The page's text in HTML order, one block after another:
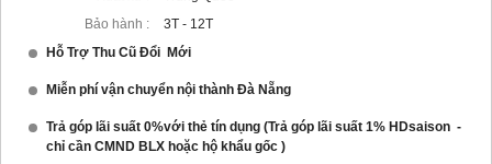
Bảo hành :
3T - 12T
Hỗ Trợ Thu Cũ Đổi Mới
Miễn phí vận chuyển nội thành Đà Nẵng
Trả góp lãi suất 0%với thẻ tín dụng (Trả góp lãi suất 1% HDsaison -
chỉ cần CMND BLX hoặc hộ khẩu gốc )